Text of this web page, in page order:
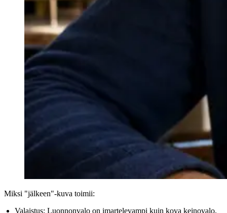
Miksi "jälkeen"-kuva toimii:
Valaistus: Luonnonvalo on imartelevampi kuin kova keinovalo.